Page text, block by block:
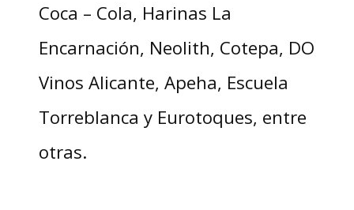
Coca – Cola, Harinas La
Encarnación, Neolith, Cotepa, DO
Vinos Alicante, Apeha, Escuela
Torreblanca y Eurotoques, entre
otras.